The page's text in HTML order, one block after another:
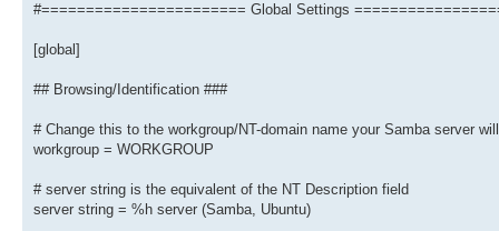
# WINS Server - Tells the NMBD components of Samba to be a
; wins server = w.x.y.z
# This will prevent nmbd to search for NetBIOS names through
#### Networking ####
# This can be either the interface name or an IP address/
# interface names are normally preferred
; interfaces = 127.0.0.0/8 eth0
#======================= Global Settings
[global]
## Browsing/Identification ###
# Change this to the workgroup/NT-domain name your Samba server
workgroup = WORKGROUP
# server string is the equivalent of the NT Description field
server string = %h server (Samba, Ubuntu)